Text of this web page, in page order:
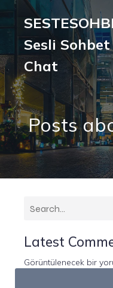
Sesli
Chat
Posts
Latest
Görüntülenecek bir